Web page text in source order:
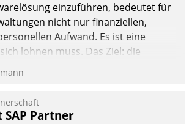
einzuführen, bedeutet für
nicht nur finanziellen,
Aufwand. Es ist eine
lohnen muss. Das Ziel: die
der Geschäftsabläufe. Damit
wird, sollten einige Grundregeln
Partner